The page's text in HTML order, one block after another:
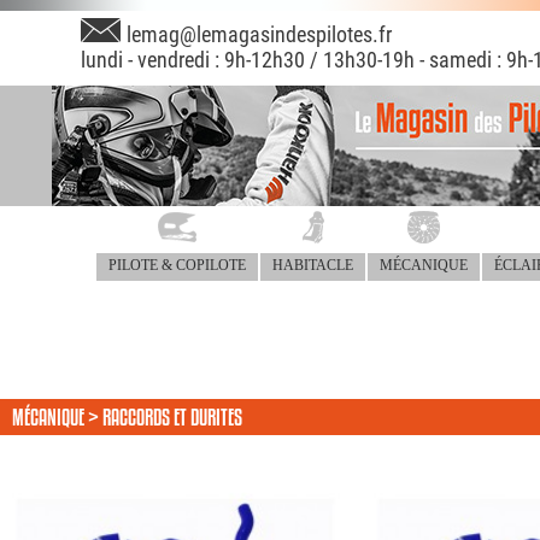
lemag@lemagasindespilotes.fr
lundi - vendredi : 9h-12h30 / 13h30-19h - samedi : 9h-
PILOTE & COPILOTE HABITACLE MÉCANIQUE
MÉCANIQUE > RACCORDS ET DURITES